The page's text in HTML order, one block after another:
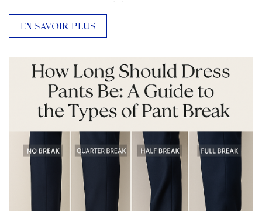
mouvement vers une élégance sans logos, une
exclusivité sans éclat. Pour les acheteurs et les
professionnels du secteur, cette évolution redéfinit
masculin haut de gamme en 2025-2026. Qu'est-ce
que le luxe discret ? La tendance au luxe discret
(ou à la richesse discrète, à l'esthétique des
hommes à l'ancienne) n'est pas nouvelle, mais […]
EN SAVOIR PLUS